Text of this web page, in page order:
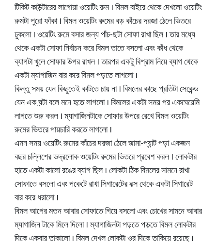
টিকিট কাউন্টারের লাগোয়া ওয়েটিং রুম । বিমল বাইরে থেকে দেখলো ওয়েটিং
রুমটা পুরো ফাঁকা । বিমল ওয়েটিং রুমের বড় কাঁচের দরজা ঠেলে ভিতরে
ঢুকলো । ওয়েটিং রুমে বসার জন্য পাঁচ-ছটা সোফা রাখা ছিল । তার মধ্যে
থেকে একটা সোফা নির্বাচন করে বিমল তাতে বসলো এবং কাঁধ থেকে
ব্যাগটা খুলে সোফার উপর রাখল । তারপর একটু বিশ্রাম নিয়ে ব্যাগ থেকে
একটা ম্যাগাজিন বার করে বিমল পড়তে লাগলো ।
কিন্তু সময় যেন কিছুতেই কাটতে চায় না । বিমলের কাছে প্রতিটা সেকেন্ড
যেন এক ঘন্টা বলে মনে হতে লাগলো । বিমলের একটা সময় পর একঘেয়েমি
লাগতে শুরু করল । ম্যাগাজিনটাকে সোফার উপরে রেখে বিমল ওয়েটিং
রুমের ভিতরে পায়চারি করতে লাগলো ।
এমন সময় ওয়েটিং রুমের কাঁচের দরজা ঠেলে জামা-প্যান্ট পড়া একজন
বছর চল্লিশের ভদ্রলোক ওয়েটিং রুমের ভিতরে প্রবেশ করল । লোকটার
হাতে একটা কালো রঙের ব্যাগ ছিল । লোকটা ঠিক বিমলের সামনে রাখা
সোফাতে বসলো এবং পকেটে রাখা সিগারেটের বক্স থেকে একটা সিগারেট
বার করে ধরালো ।
বিমল আগের মতন আবার সোফাতে গিয়ে বসলো এবং চোখের সামনে আবার
ম্যাগাজিন টাকে মিলে দিলো । ম্যাগাজিনটা পড়তে পড়তে বিমল লোকটার
দিকে একবার তাকালো । বিমল দেখল লোকটা ওর দিকে তাকিয়ে রয়েছে ।